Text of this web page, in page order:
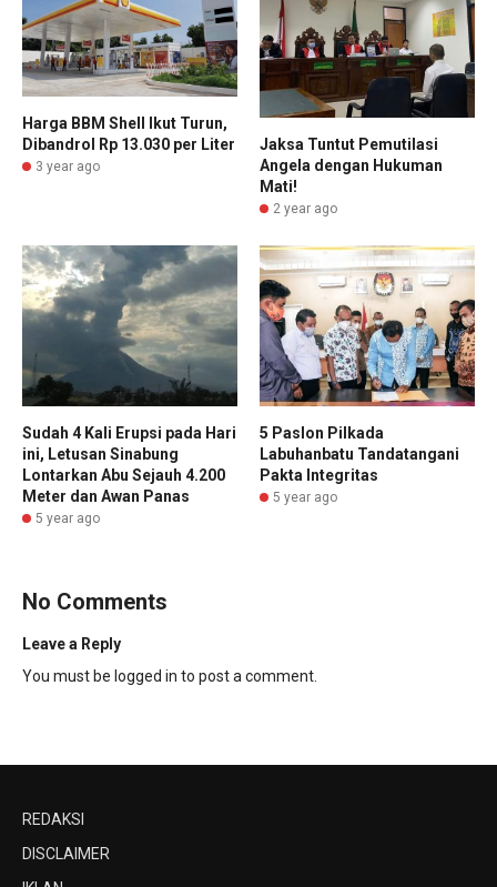
Harga BBM Shell Ikut Turun,
Dibandrol Rp 13.030 per Liter
3 year ago
Jaksa Tuntut Pemutilasi
Angela dengan Hukuman
Mati!
2 year ago
Sudah 4 Kali Erupsi pada Hari
ini, Letusan Sinabung
Lontarkan Abu Sejauh 4.200
Meter dan Awan Panas
5 year ago
5 Paslon Pilkada
Labuhanbatu Tandatangani
Pakta Integritas
5 year ago
No Comments
Leave a Reply
You must be logged in to post a comment.
REDAKSI
DISCLAIMER